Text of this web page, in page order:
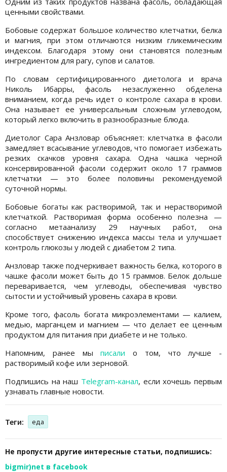
ценными свойствами.
Бобовые содержат большое количество клетчатки, белка
и магния, при этом отличаются низким гликемическим
индексом. Благодаря этому они становятся полезным
ингредиентом для рагу, супов и салатов.
По словам сертифицированного диетолога и врача
Николь Ибарры, фасоль незаслуженно обделена
вниманием, когда речь идет о контроле сахара в крови.
Она называет ее универсальным сложным углеводом,
который легко включить в разнообразные блюда.
Диетолог Сара Анзловар объясняет: клетчатка в фасоли
замедляет всасывание углеводов, что помогает избежать
резких скачков уровня сахара. Одна чашка черной
консервированной фасоли содержит около 17 граммов
клетчатки — это более половины рекомендуемой
суточной нормы.
Бобовые богаты как растворимой, так и нерастворимой
клетчаткой. Растворимая форма особенно полезна —
согласно метаанализу 29 научных работ, она
способствует снижению индекса массы тела и улучшает
контроль глюкозы у людей с диабетом 2 типа.
Анзловар также подчеркивает важность белка, которого в
чашке фасоли может быть до 15 граммов. Белок дольше
переваривается, чем углеводы, обеспечивая чувство
сытости и устойчивый уровень сахара в крови.
Кроме того, фасоль богата микроэлементами — калием,
медью, марганцем и магнием — что делает ее ценным
продуктом для питания при диабете и не только.
Напомним, ранее мыписали о том, что лучше -
растворимый кофе или зерновой.
Подпишись на наш Telegram-канал, если хочешь первым
узнавать главные новости.
Теги: еда
Не пропусти другие интересные статьи, подпишись:
bigmir)net в facebook